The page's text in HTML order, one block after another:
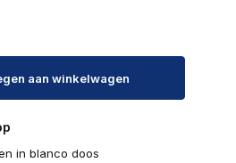
aan winkelwagen
in blanco doos